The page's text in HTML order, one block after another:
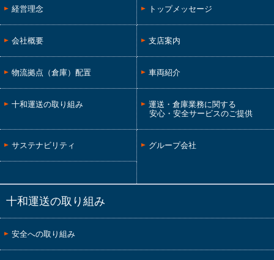
経営理念 トップメッセージ
会社概要 支店案内
物流拠点（倉庫）配置 車両紹介
十和運送の取り組み
運送・倉庫業務に関する
安心・安全サービスのご提供
サステナビリティ グループ会社
十和運送の取り組み
安全への取り組み